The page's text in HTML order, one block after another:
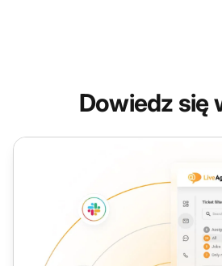
Dowiedz się
Kierownik Obsługi Klienta